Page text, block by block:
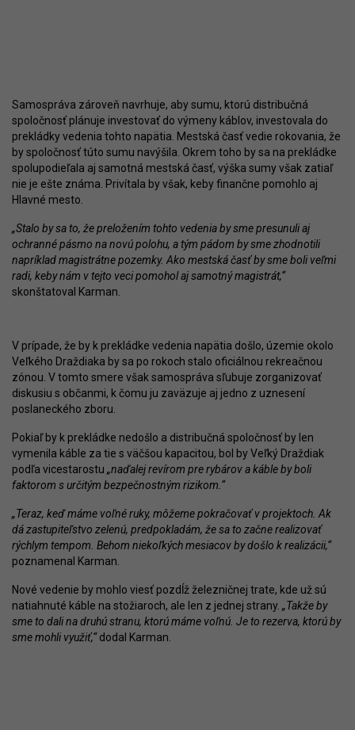
Samospráva zároveň navrhuje, aby sumu, ktorú distribučná
spoločnosť plánuje investovať do výmeny káblov, investovala do
prekládky vedenia tohto napätia. Mestská časť vedie rokovania, že
by spoločnosť túto sumu navýšila. Okrem toho by sa na prekládke
spolupodieľala aj samotná mestská časť, výška sumy však zatiaľ
nie je ešte známa. Privítala by však, keby finančne pomohlo aj
Hlavné mesto.
„Stalo by sa to, že preložením tohto vedenia by sme presunuli aj
ochranné pásmo na novú polohu, a tým pádom by sme zhodnotili
napríklad magistrátne pozemky. Ako mestská časť by sme boli veľmi
radi, keby nám v tejto veci pomohol aj samotný magistrát,“
skonštatoval Karman.
V prípade, že by k prekládke vedenia napätia došlo, územie okolo
Veľkého Draždiaka by sa po rokoch stalo oficiálnou rekreačnou
zónou. V tomto smere však samospráva sľubuje zorganizovať
diskusiu s občanmi, k čomu ju zaväzuje aj jedno z uznesení
poslaneckého zboru.
Pokiaľ by k prekládke nedošlo a distribučná spoločnosť by len
vymenila káble za tie s väčšou kapacitou, bol by Veľký Draždiak
podľa vicestarostu „naďalej revírom pre rybárov a káble by boli
faktorom s určitým bezpečnostným rizikom.“
„Teraz, keď máme voľné ruky, môžeme pokračovať v projektoch. Ak
dá zastupiteľstvo zelenú, predpokladám, že sa to začne realizovať
rýchlym tempom. Behom niekoľkých mesiacov by došlo k realizácii,“
poznamenal Karman.
Nové vedenie by mohlo viesť pozdĺž železničnej trate, kde už sú
natiahnuté káble na stožiaroch, ale len z jednej strany. „Takže by
sme to dali na druhú stranu, ktorú máme voľnú. Je to rezerva, ktorú by
sme mohli využiť,“dodal Karman.